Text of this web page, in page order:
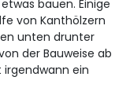
bauen. Einige
von Kanthölzern
unten drunter
der Bauweise ab
ein